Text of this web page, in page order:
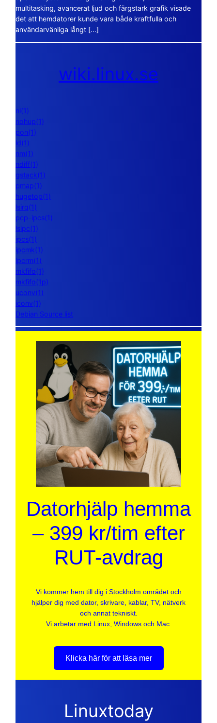
multitasking, avancerat ljud och färgstark grafik visade
det att hemdatorer kunde vara både kraftfulla och
användarvänliga långt […]
wiki.linux.se
nl(1)
nohup(1)
pon(1)
ld(1)
nm(1)
ndiff(1)
gstack(1)
pmap(1)
hugetop(1)
lsirq(1)
pcp-ipcs(1)
lsipc(1)
ipcs(1)
ipcmk(1)
ipcrm(1)
mkfifo(1)
mkfifo(1p)
uconv(1)
iconv(1)
Debian Source list
Datorhjälp hemma
– 399 kr/tim efter
RUT-avdrag
Vi kommer hem till dig i Stockholm området och
hjälper dig med dator, skrivare, kablar, TV, nätverk
och annat tekniskt.
Vi arbetar med Linux, Windows och Mac.
Klicka här för att läsa mer
Linuxtoday